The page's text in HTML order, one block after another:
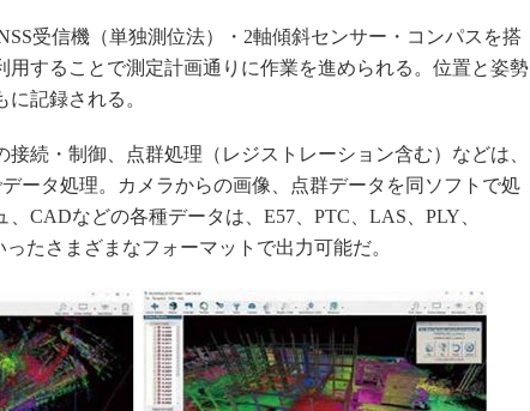
受信機（単独測位法）・2軸傾斜センサー・コンパスを搭
用することで測定計画通りに作業を進められる。位置と姿勢
記録される。
続・制御、点群処理（レジストレーション含む）などは、
ータ処理。カメラからの画像、点群データを同ソフトで処
CADなどの各種データは、E57、PTC、LAS、PLY、
たさまざまなフォーマットで出力可能だ。